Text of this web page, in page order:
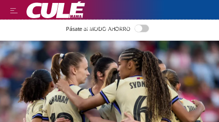
LLEGIR EN CATALÀ
Pásate al MODO AHORRO